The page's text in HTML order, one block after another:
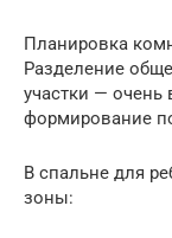
Планировка
Разделение
участки —
формирование
В спальне для
зоны: